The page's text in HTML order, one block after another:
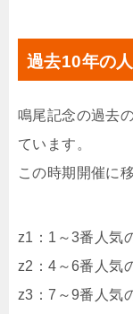
過去10年の
鳴尾記念の過去
ています。
この時期開催に
z1：1～3番人気
z2：4～6番人気
z3：7～9番人気